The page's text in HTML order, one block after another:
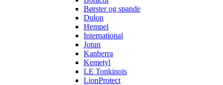
Børster og spande
Dulon
Hempel
International
Jotun
Kanberra
Kemetyl
LE Tonkinois
LionProtect